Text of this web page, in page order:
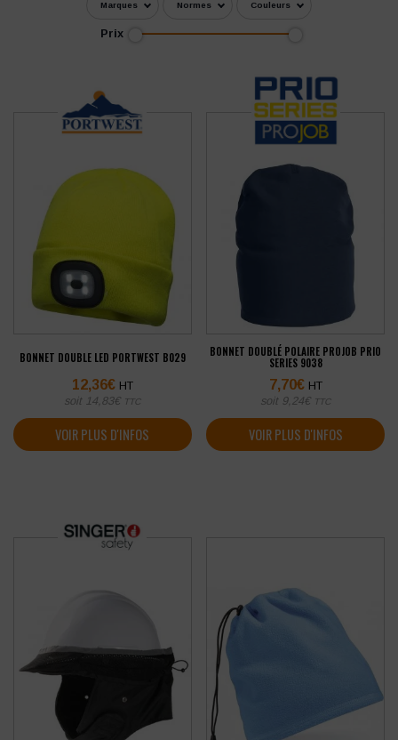
Marques Normes Couleurs
Prix
BONNET DOUBLE LED PORTWEST B029
12,36€ HT
soit 14,83€ TTC
VOIR PLUS D'INFOS
BONNET DOUBLÉ POLAIRE PROJOB PRIO
SERIES 9038
7,70€ HT
soit 9,24€ TTC
VOIR PLUS D'INFOS